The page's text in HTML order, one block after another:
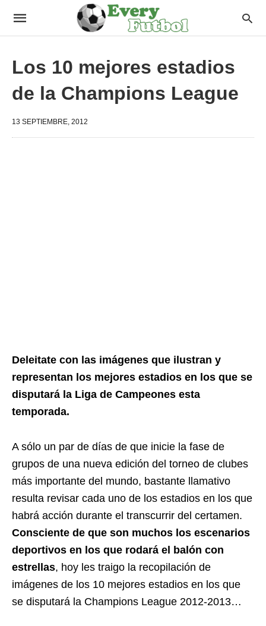
Los 10 mejores estadios
de la Champions League
13 SEPTIEMBRE, 2012
Deleitate con las imágenes que ilustran y
representan los mejores estadios en los que se
disputará la Liga de Campeones esta
temporada.
A sólo un par de días de que inicie la fase de
grupos de una nueva edición del torneo de clubes
más importante del mundo, bastante llamativo
resulta revisar cada uno de los estadios en los que
habrá acción durante el transcurrir del certamen.
Consciente de que son muchos los escenarios
deportivos en los que rodará el balón con
estrellas, hoy les traigo la recopilación de
imágenes de los 10 mejores estadios en los que
se disputará la Champions League 2012-2013…